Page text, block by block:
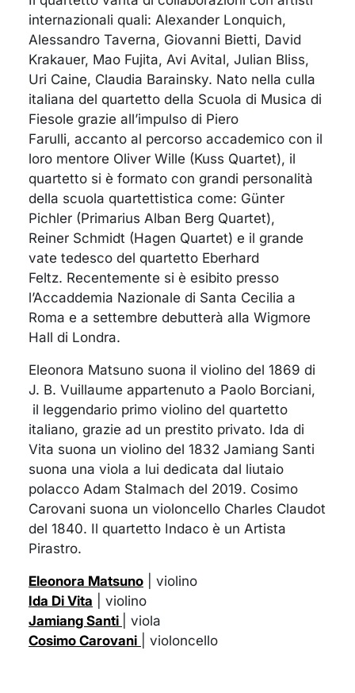
internazionali quali: Alexander Lonquich,
Alessandro Taverna, Giovanni Bietti, David
Krakauer, Mao Fujita, Avi Avital, Julian Bliss,
Uri Caine, Claudia Barainsky. Nato nella culla
italiana del quartetto della Scuola di Musica di
Fiesole grazie all’impulso di Piero
Farulli, accanto al percorso accademico con il
loro mentore Oliver Wille (Kuss Quartet), il
quartetto si è formato con grandi personalità
della scuola quartettistica come: Günter
Pichler (Primarius Alban Berg Quartet),
Reiner Schmidt (Hagen Quartet) e il grande
vate tedesco del quartetto Eberhard
Feltz. Recentemente si è esibito presso
l’Accaddemia Nazionale di Santa Cecilia a
Roma e a settembre debutterà alla Wigmore
Hall di Londra.
Eleonora Matsuno suona il violino del 1869 di
J. B. Vuillaume appartenuto a Paolo Borciani,
il leggendario primo violino del quartetto
italiano, grazie ad un prestito privato. Ida di
Vita suona un violino del 1832 Jamiang Santi
suona una viola a lui dedicata dal liutaio
polacco Adam Stalmach del 2019. Cosimo
Carovani suona un violoncello Charles Claudot
del 1840. Il quartetto Indaco è un Artista
Pirastro.
Eleonora Matsuno | violino
Ida Di Vita | violino
Jamiang Santi
| viola
Cosimo Carovani
| violoncello